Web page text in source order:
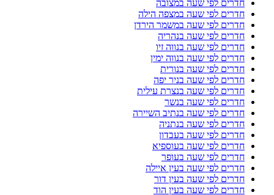
חדרים לפי שעה במצובה
חדרים לפי שעה במצפה הילה
חדרים לפי שעה במשמר הירדן
חדרים לפי שעה בנהריה
חדרים לפי שעה בנווה זיו
חדרים לפי שעה בנווה ימין
חדרים לפי שעה בנורית
חדרים לפי שעה בניר יפה
חדרים לפי שעה בנצרת עילית
חדרים לפי שעה בנשר
חדרים לפי שעה בנתיב השיירה
חדרים לפי שעה בנתניה
חדרים לפי שעה בעבדון
חדרים לפי שעה בעוספיא
חדרים לפי שעה בעופר
חדרים לפי שעה בעין איילה
חדרים לפי שעה בעין דור
חדרים לפי שעה בעין הוד